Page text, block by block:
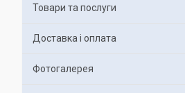
Товари та послуги
Доставка і оплата
Фотогалерея